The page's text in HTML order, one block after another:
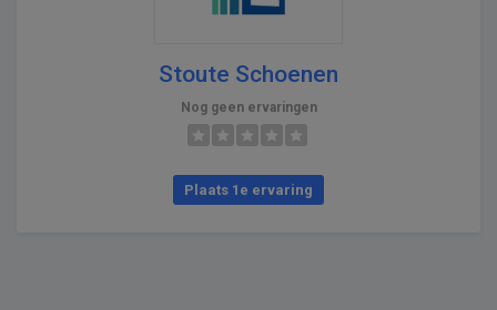
Stoute Schoenen
Nog geen ervaringen
Plaats 1e ervaring